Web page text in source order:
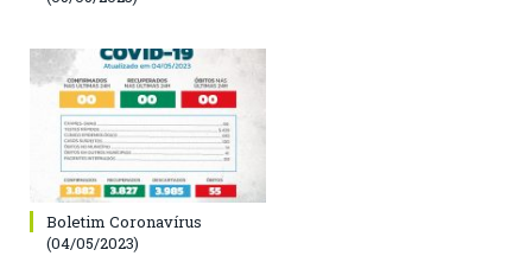
Boletim Coronavírus
(04/05/2023)